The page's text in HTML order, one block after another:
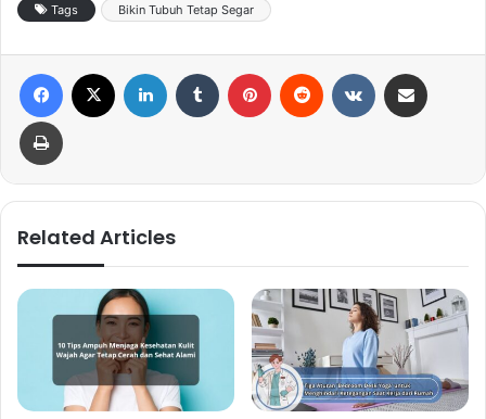
Tags Bikin Tubuh Tetap Segar
Related Articles